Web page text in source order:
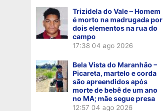
Trizidela do Vale – Homem
é morto na madrugada por
dois elementos na rua do
campo
17:38 04 ago 2026
Bela Vista do Maranhão –
Picareta, martelo e corda
são apreendidos após
morte de bebê de um ano
no MA; mãe segue presa
12:57 04 ago 2026